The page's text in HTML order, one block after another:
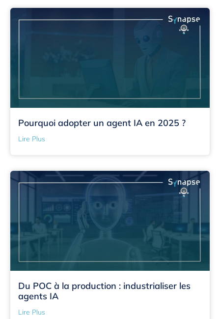
Pourquoi adopter un agent IA en 2025 ?
Lire Plus
Du POC à la production : industrialiser les
agents IA
Lire Plus